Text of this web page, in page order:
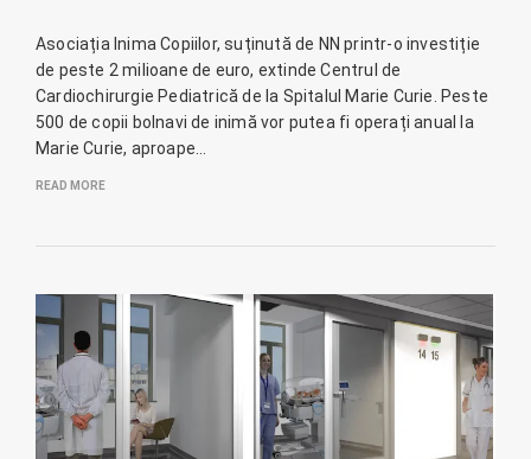
Asociația Inima Copiilor, suținută de NN printr-o investiție
de peste 2 milioane de euro, extinde Centrul de
Cardiochirurgie Pediatrică de la Spitalul Marie Curie. Peste
500 de copii bolnavi de inimă vor putea fi operați anual la
Marie Curie, aproape…
READ MORE